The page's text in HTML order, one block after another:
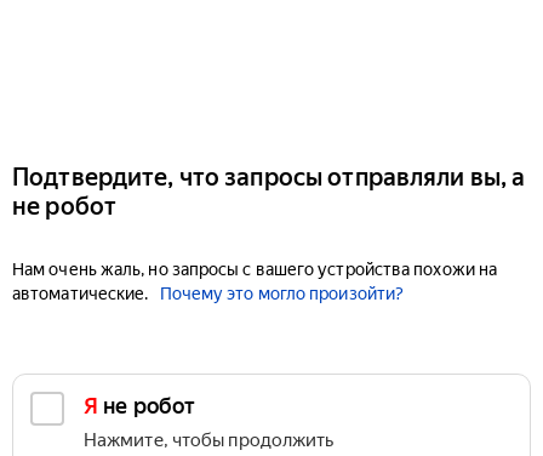
Подтвердите, что запросы отправляли вы, а
не робот
Нам очень жаль, но запросы с вашего устройства похожи на
автоматические.
Почему это могло произойти?
Я не робот
Нажмите, чтобы продолжить